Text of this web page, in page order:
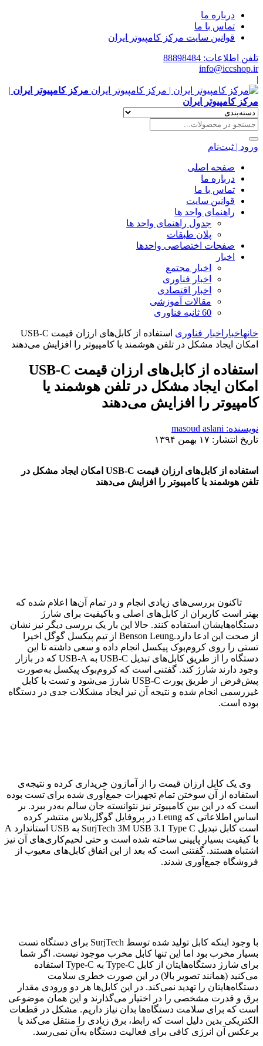
درباره ما
تماس با ما
قوانین سایت مرکز کامپیوتر ایران
تلفن اطلاعات: 88898484
info@iccshop.ir
|
مرکز کامپیوتر ایران |
مرکز کامپیوتر ایران
ورود | ثبت‌نام
صفحه اصلی
درباره ما
تماس با ما
قوانین سایت
راهنمای واحد ها
جدول راهنمای واحد ها
پلان طبقات
صفحات اختصاصی واحدها
اخبار
اخبار مجتمع
اخبار فناوری
اخبار اقتصادی
مقالات آموزشی
60 ثانیه فناوری
خانهاخبار اخبار فناوری
استفاده از کابل‌های ارزان قیمت USB-C
امکان ایجاد مشکل در تلفن هوشمند یا کامپیوتر را افزایش می‌دهند
استفاده از کابل‌های ارزان قیمت USB-C
امکان ایجاد مشکل در تلفن هوشمند یا
کامپیوتر را افزایش می‌دهند
نویسنده: masoud aslani
تاریخ انتشار: ۱۷ بهمن ۱۳۹۴
استفاده از کابل‌های ارزان قیمت USB-C امکان ایجاد مشکل در
تلفن هوشمند یا کامپیوتر را افزایش می‌دهند
تاکنون بررسی‌های زیادی انجام و در تمام آن‌ها اعلام شده که
بهتر است کاربران از کابل‌های اصلی و باکیفیت برای شارژ
دستگاه‌هایشان استفاده کنند. حالا این بار یک بررسی دیگر نیز نشان
از صحت این ادعا دارد.Benson Leung از تیم پیکسل گوگل اخیرا
تستی را روی کروم‌بوک پیکسل انجام داده و سعی داشته تا این
دستگاه را از طریق کابل‌های تبدیل USB-C به USB-A که در بازار
وجود دارند شارژ کند. گفتنی است که کروم‌بوک پیکسل به‌صورت
پیش‌فرض از طریق پورت USB-C شارژ می‌شود و تست با کابل
غیررسمی انجام شده و نتیجه آن نیز ایجاد مشکلات جدی در دستگاه
بوده است.
وی یک کابل ارزان قیمت را از آمازون خریداری کرده و نتیجه‌ی
استفاده از آن سوختن تمام تجهیزات جمع‌آوری شده برای تست بوده
است که در این بین کامپیوتر نیز نتوانسته جان سالم به‌در ببرد. بر
اساس اطلاعاتی که Leung در پروفایل گوگل‌پلاس منتشر کرده
است کابل تبدیل SurjTech 3M USB 3.1 Type C به USB استاندارد A
با کیفیت بسیار پایینی ساخته شده است و حتی لحیم‌کاری‌های آن نیز
اشتباه هستند. گفتنی است که بعد از این اتفاق کابل‌های معیوب از
فروشگاه جمع‌آوری شدند.
با وجود اینکه کابل تولید شده توسط SurjTech برای دستگاه تست
بسیار مخرب بود اما این تنها کابل مخرب موجود نیست. اگر شما
برای شارژ دستگاه‌هایتان از کابل Type-C به Type-C استفاده
می‌کنید (همانند تصویر بالا) در این صورت خطری سلامت
دستگاه‌هایتان را تهدید نمی‌کند. در این کابل‌ها هر دو ورودی مقدار
برق و قدرت مشخصی را در اختیار می‌گذارند و این همان موضوعی
است که برای سلامت دستگاه‌ها بدان نیاز داریم. مشکل در قطعات
الکتریکی بدین دلیل است که رابط، برق زیادی را منتقل می‌کند یا
برعکس آن انرژی کافی برای فعالیت دستگاه به‌آن نمی‌رسد.